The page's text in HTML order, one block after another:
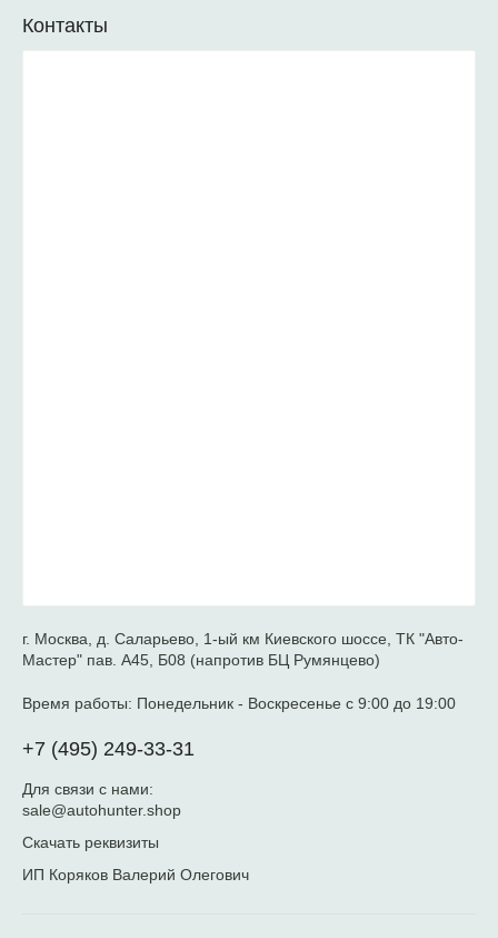
Контакты
г. Москва, д. Саларьево, 1-ый км Киевского шоссе, ТК "Авто-
Мастер" пав. А45, Б08 (напротив БЦ Румянцево)
Время работы: Понедельник - Воскресенье с 9:00 до 19:00
+7 (495) 249-33-31
Для связи с нами:
sale@autohunter.shop
Скачать реквизиты
ИП Коряков Валерий Олегович